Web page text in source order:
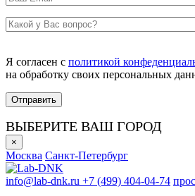
Я согласен с политикой
на обработку своих персональных
ВЫБЕРИТЕ ВАШ ГОРОД
×
Москва Санкт-Петербург
info@lab-dnk.ru +7 (499) 404-04-74